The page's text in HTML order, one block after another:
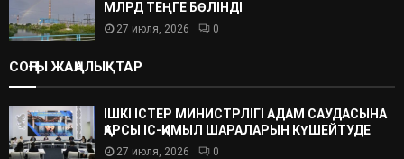
МЛРД ТЕҢГЕ БӨЛІНДІ
27 июля, 2026 0
СОҢҒЫ ЖАҢАЛЫҚТАР
ІШКІ ІСТЕР МИНИСТРЛІГІ АДАМ САУДАСЫНА
ҚАРСЫ ІС-ҚИМЫЛ ШАРАЛАРЫН КҮШЕЙТУДЕ
27 июля, 2026 0